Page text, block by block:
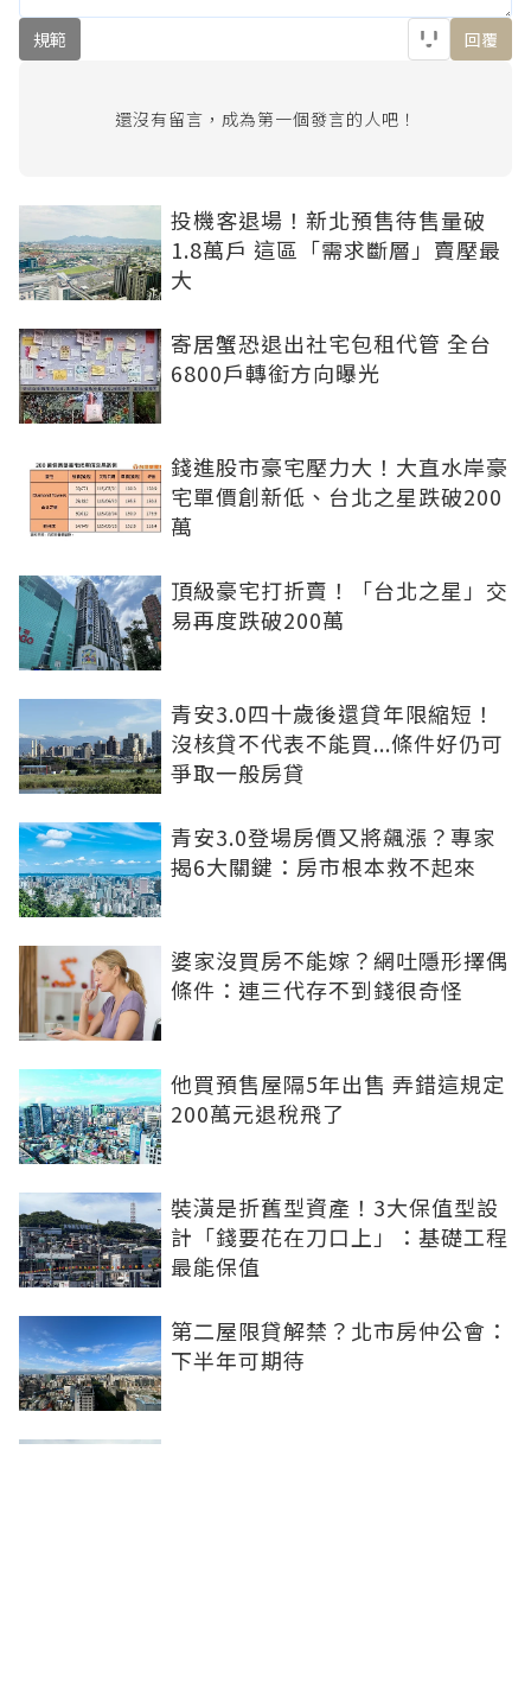
規範 回覆
還沒有留言，成為第一個發言的人吧！
投機客退場！新北預售待售量破
1.8萬戶 這區「需求斷層」賣壓最
大
寄居蟹恐退出社宅包租代管 全台
6800戶轉銜方向曝光
錢進股市豪宅壓力大！大直水岸豪
宅單價創新低、台北之星跌破200
萬
頂級豪宅打折賣！「台北之星」交
易再度跌破200萬
青安3.0四十歲後還貸年限縮短！
沒核貸不代表不能買...條件好仍可
爭取一般房貸
青安3.0登場房價又將飆漲？專家
揭6大關鍵：房市根本救不起來
婆家沒買房不能嫁？網吐隱形擇偶
條件：連三代存不到錢很奇怪
他買預售屋隔5年出售 弄錯這規定
200萬元退稅飛了
裝潢是折舊型資產！3大保值型設
計「錢要花在刀口上」：基礎工程
最能保值
第二屋限貸解禁？北市房仲公會：
下半年可期待